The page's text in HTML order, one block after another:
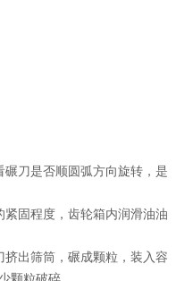
刀是否顺圆弧方向旋转，是
固程度，齿轮箱内润滑油油
出筛筒，碾成颗粒，装入容
颗粒破碎。